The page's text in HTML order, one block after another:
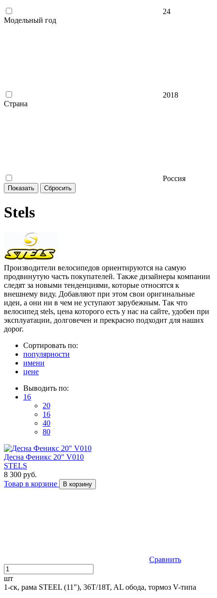
24
Модельный год
2018
Страна
Россия
Stels
Производители велосипедов ориентируются на самую
продвинутую часть покупателей. Также дизайнеры компании
следят за новыми тенденциями, которые относятся к
внешнему виду. Добавляют при этом свои оригинальные
идеи, а они ни в чем не уступают зарубежным. Так что
велосипед stels, цена которого есть у нас на сайте, удобен при
эксплуатации, долговечен и прекрасно подходит для наших
дорог.
Сортировать по:
популярности
имени
цене
Выводить по:
16
20
16
40
80
Десна Феникс 20" V010
STELS
8 300 руб.
Товар в корзине
В корзину
Сравнить
шт
1-ск, рама STEEL (11"), 36T/18T, AL обода, тормоз V-типа